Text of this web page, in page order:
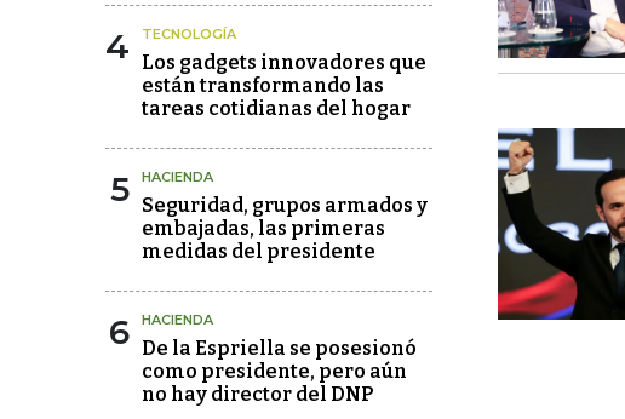
4 TECNOLOGÍA
Los gadgets innovadores que
están transformando las
tareas cotidianas del hogar
5 HACIENDA
Seguridad, grupos armados y
embajadas, las primeras
medidas del presidente
6 HACIENDA
De la Espriella se posesionó
como presidente, pero aún
no hay director del DNP